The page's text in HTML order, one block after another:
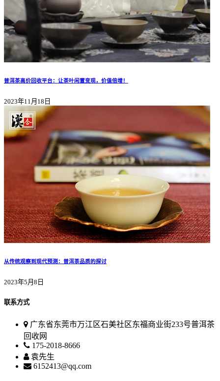
普洱茶高价回收平台：让茶叶闲置变现，价值倍增！
2023年11月18日
从传统观察到现代预测：普洱茶品质的探讨
2023年5月8日
联系方式
广东省东莞市万江区石美社区东福商业街233号普洱茶
回收网
175-2018-8666
袁先生
6152413@qq.com